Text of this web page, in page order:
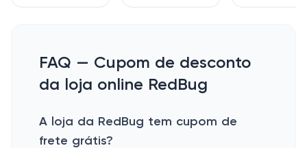
FAQ — Cupom de desconto
da loja online RedBug
A loja da RedBug tem cupom de
frete grátis?